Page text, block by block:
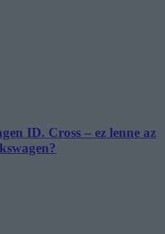
ID. Cross – ez lenne az